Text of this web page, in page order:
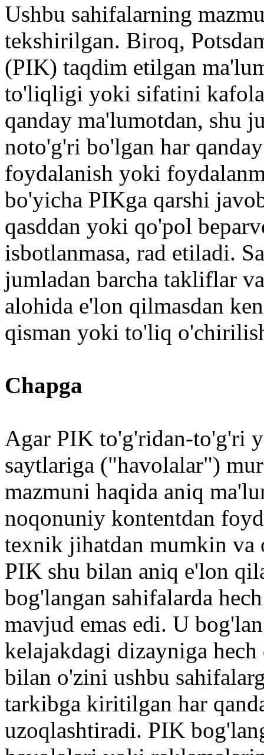
Ushbu sahifalarning
tekshirilgan. Biroq,
(PIK) taqdim etilgan
to'liqligi yoki sifatini
qanday ma'lumotdan, shu
noto'g'ri bo'lgan har
foydalanish yoki
bo'yicha PIKga qarshi
qasddan yoki qo'pol
isbotlanmasa, rad etiladi.
jumladan barcha takliflar
alohida e'lon qilmasdan
qisman yoki to'liq
Chapga
Agar PIK to'g'ridan-to'g'ri
saytlariga ("havolalar")
mazmuni haqida aniq
noqonuniy kontentdan
texnik jihatdan mumkin va
PIK shu bilan aniq e'lon
bog'langan sahifalarda
mavjud emas edi. U
kelajakdagi dizayniga
bilan o'zini ushbu
tarkibga kiritilgan har
uzoqlashtiradi. PIK